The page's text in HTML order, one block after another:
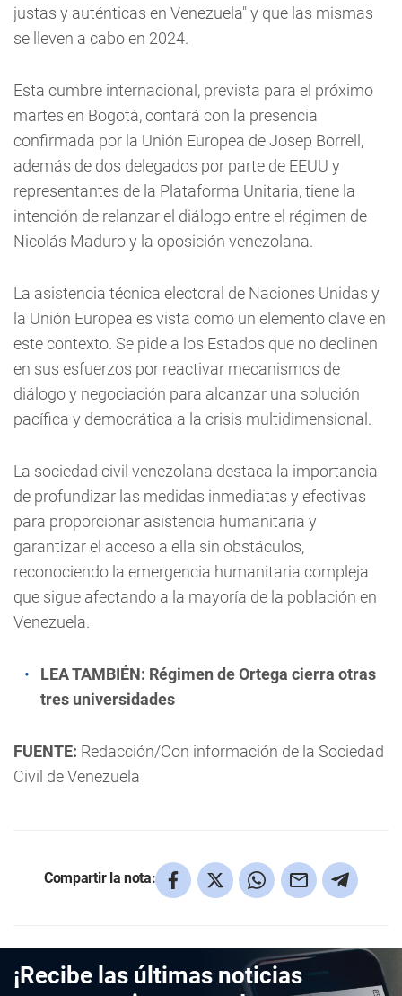
justas y auténticas en Venezuela" y que las mismas
se lleven a cabo en 2024.
Esta cumbre internacional, prevista para el próximo
martes en Bogotá, contará con la presencia
confirmada por la Unión Europea de Josep Borrell,
además de dos delegados por parte de EEUU y
representantes de la Plataforma Unitaria, tiene la
intención de relanzar el diálogo entre el régimen de
Nicolás Maduro y la oposición venezolana.
La asistencia técnica electoral de Naciones Unidas y
la Unión Europea es vista como un elemento clave en
este contexto. Se pide a los Estados que no declinen
en sus esfuerzos por reactivar mecanismos de
diálogo y negociación para alcanzar una solución
pacífica y democrática a la crisis multidimensional.
La sociedad civil venezolana destaca la importancia
de profundizar las medidas inmediatas y efectivas
para proporcionar asistencia humanitaria y
garantizar el acceso a ella sin obstáculos,
reconociendo la emergencia humanitaria compleja
que sigue afectando a la mayoría de la población en
Venezuela.
LEA TAMBIÉN: Régimen de Ortega cierra otras
tres universidades
FUENTE: Redacción/Con información de la Sociedad
Civil de Venezuela
Compartir la nota:
¡Recibe las últimas noticias